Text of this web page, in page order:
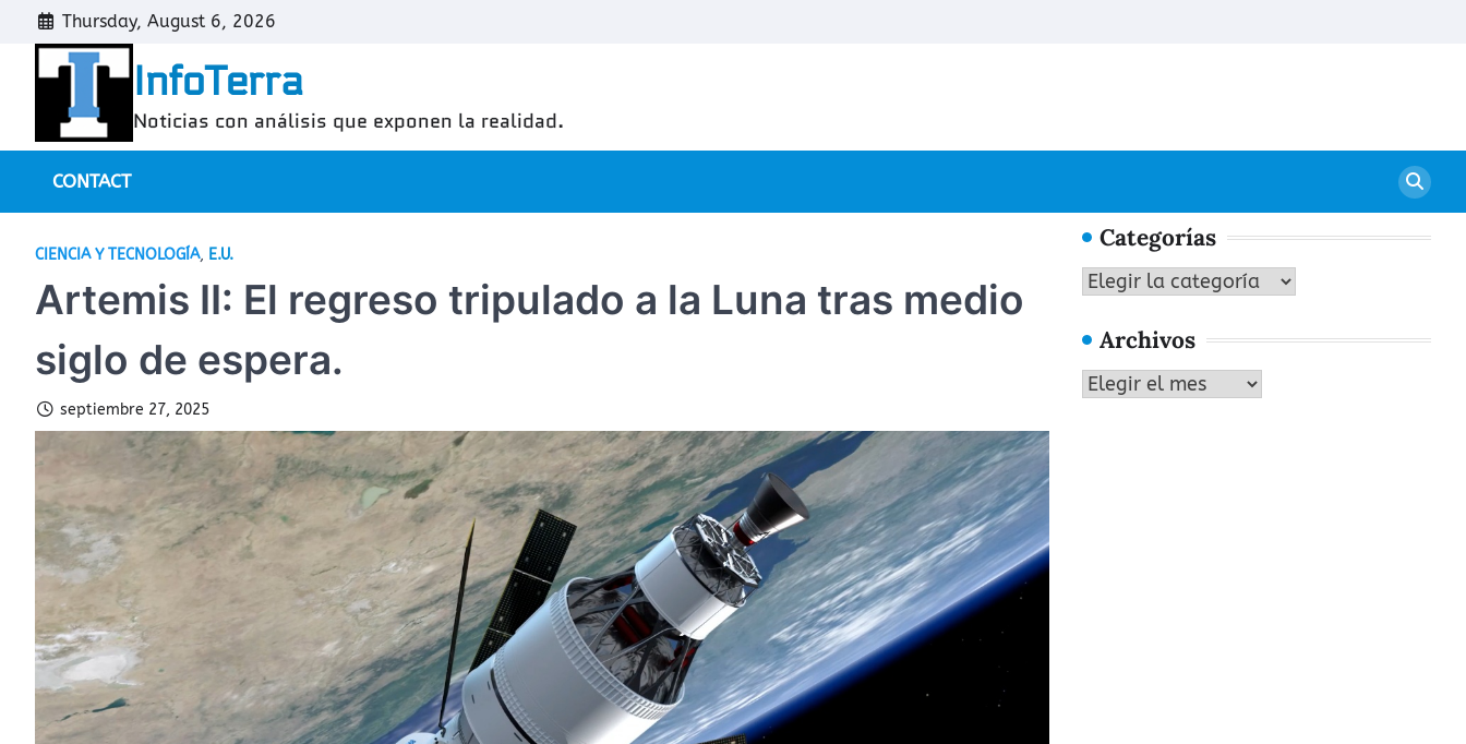
content
Thursday, August 6, 2026
InfoTerra
Noticias con análisis que exponen la realidad.
CONTACT
CIENCIA Y TECNOLOGÍA, E.U.
Artemis II: El regreso tripulado a la Luna tras medio
siglo de espera.
septiembre 27, 2025
Categorías
Categorías
Archivos
Archivos